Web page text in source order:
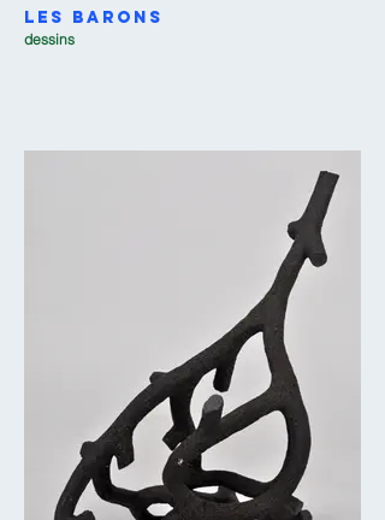
Les Barons
dessins